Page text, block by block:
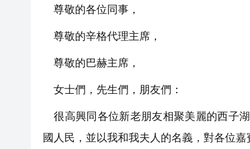
尊敬的各位同事，
尊敬的辛格代理主席，
尊敬的巴赫主席，
女士們，先生們，朋友們：
很高興同各位新老朋友相聚美麗的西子
國人民，並以我和我夫人的名義，對各位嘉